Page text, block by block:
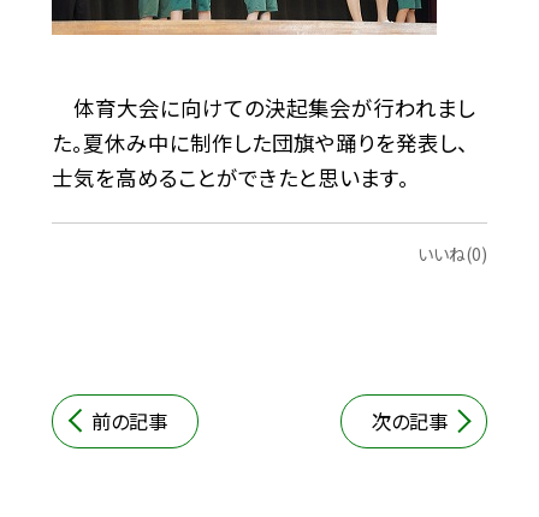
体育大会に向けての決起集会が行われまし
た。夏休み中に制作した団旗や踊りを発表し、
士気を高めることができたと思います。
いいね(0)
前の記事 次の記事